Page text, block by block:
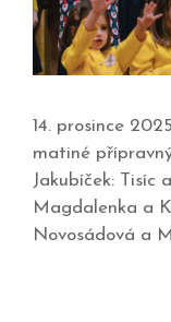
14. prosince
matiné
Jakubíček: Tisíc
Magdalenka a
Novosádová a